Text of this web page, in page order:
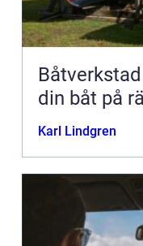
Båtverkstad så tar du hand om
din båt på
Karl Lindgren